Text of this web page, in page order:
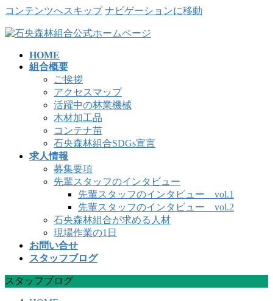
コンテンツへスキップ ナビゲーションに移動
HOME
組合概要
ご挨拶
アクセスマップ
活躍中の林業機械
木材加工品
コンテナ苗
石央森林組合SDGs宣言
求人情報
募集要項
先輩スタッフのインタビュー
先輩スタッフのインタビュー vol.1
先輩スタッフのインタビュー vol.2
石央森林組合が求める人材
現場作業の1日
お問い合せ
スタッフブログ
スタッフブログ